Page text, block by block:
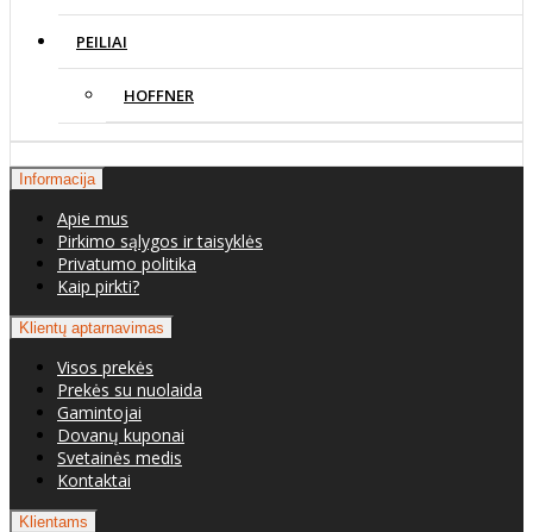
PEILIAI
HOFFNER
Informacija
Apie mus
Pirkimo sąlygos ir taisyklės
Privatumo politika
Kaip pirkti?
Klientų aptarnavimas
Visos prekės
Prekės su nuolaida
Gamintojai
Dovanų kuponai
Svetainės medis
Kontaktai
Klientams